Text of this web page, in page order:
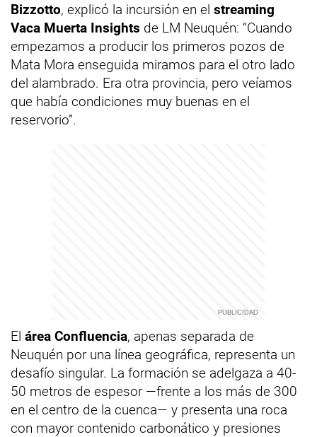
Bizzotto, explicó la incursión en el streaming
Vaca Muerta Insights de LM Neuquén: “Cuando
empezamos a producir los primeros pozos de
Mata Mora enseguida miramos para el otro lado
del alambrado. Era otra provincia, pero veíamos
que había condiciones muy buenas en el
reservorio”.
El área Confluencia, apenas separada de
Neuquén por una línea geográfica, representa un
desafío singular. La formación se adelgaza a 40-
50 metros de espesor —frente a los más de 300
en el centro de la cuenca— y presenta una roca
con mayor contenido carbonático y presiones